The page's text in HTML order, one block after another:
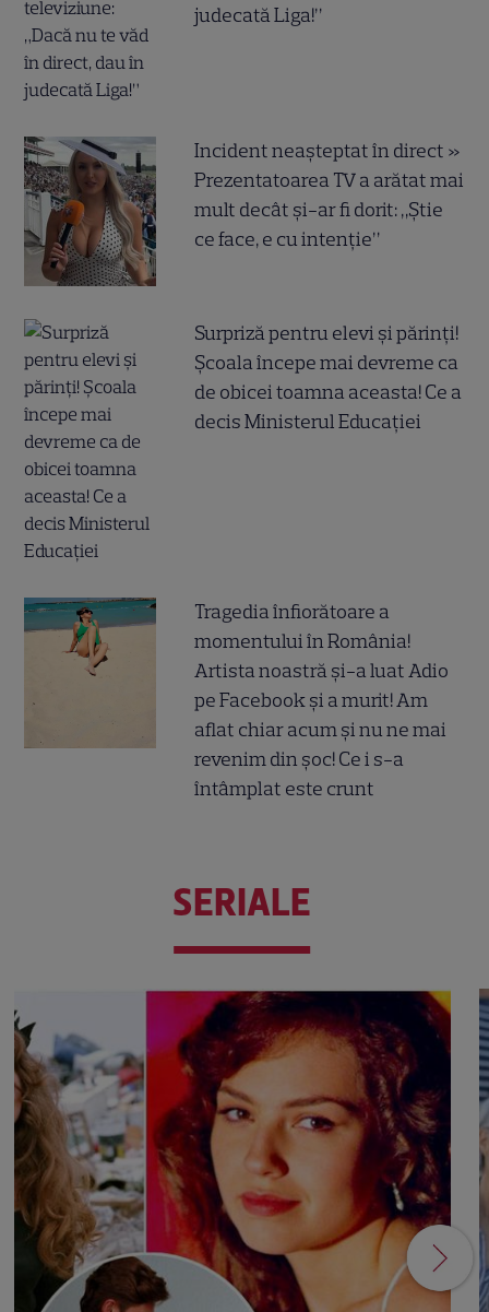
judecată Liga!”
Incident neașteptat în direct »
Prezentatoarea TV a arătat mai
mult decât și-ar fi dorit: „Știe
ce face, e cu intenție”
Surpriză pentru elevi și părinți!
Școala începe mai devreme ca
de obicei toamna aceasta! Ce a
decis Ministerul Educației
Tragedia înfiorătoare a
momentului în România!
Artista noastră și-a luat Adio
pe Facebook și a murit! Am
aflat chiar acum și nu ne mai
revenim din șoc! Ce i s-a
întâmplat este crunt
SERIALE